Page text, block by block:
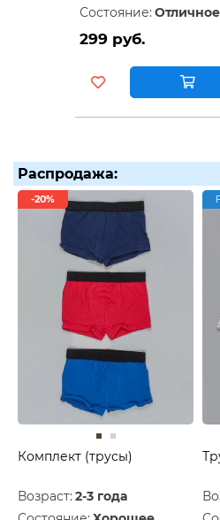
Состояние: Отличное
299 руб.
Распродажа:
-20%
Комплект (трусы)
Возраст: 2-3 года